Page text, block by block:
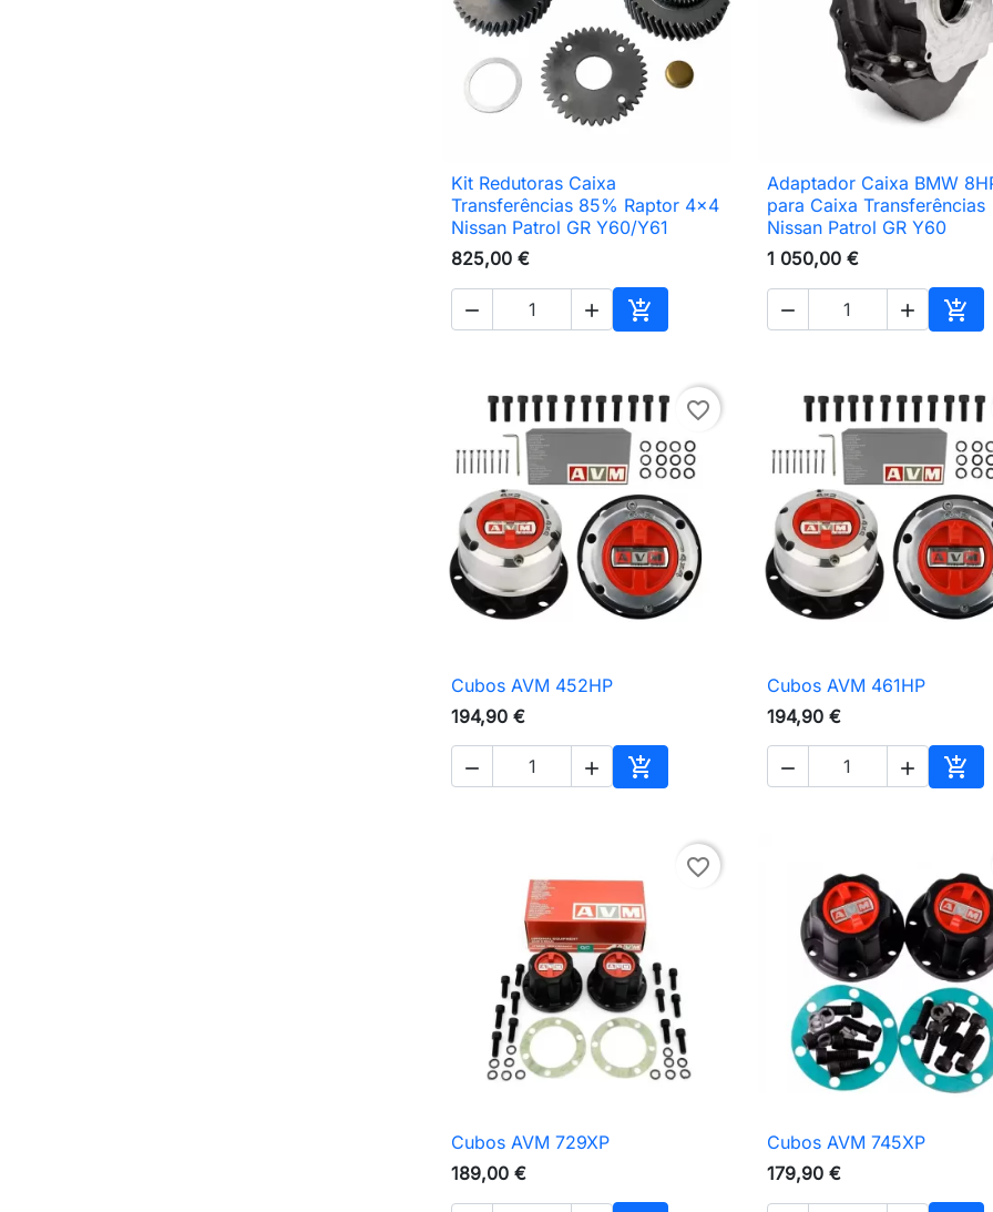
 Vista rápida
Kit Redutoras Caixa
Transferências 85% Raptor 4x4
Nissan Patrol GR Y60/Y61
825,00 €
  
Adicionar ao carrinho
 Vista rápida
Adaptador Caixa BMW
para Caixa Transferências
Nissan Patrol GR Y60
1 050,00 €
  
favorite_border
 Vista rápida
Cubos AVM 452HP
194,90 €
  
Adicionar ao carrinho
 Vista rápida
Cubos AVM 461HP
194,90 €
  
favorite_border
 Vista rápida
Cubos AVM 729XP
189,00 €
 Vista rápida
Cubos AVM 745XP
179,90 €